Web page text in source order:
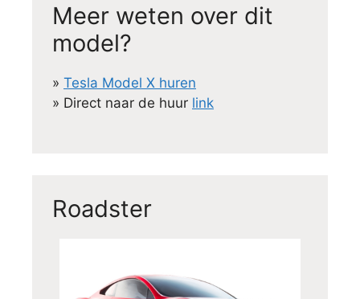
Meer weten over dit
model?
» Tesla Model X huren
» Direct naar de huur link
Roadster